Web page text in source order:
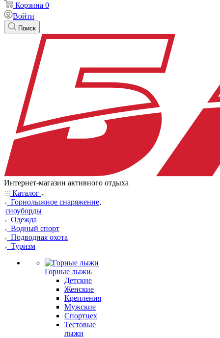
Корзина 0
Войти
Поиск
Интернет-магазин активного отдыха
Каталог
Горнолыжное снаряжение,
сноуборды
Одежда
Водный спорт
Подводная охота
Туризм
Горные лыжи
Детские
Женские
Крепления
Мужские
Спортцех
Тестовые
лыжи